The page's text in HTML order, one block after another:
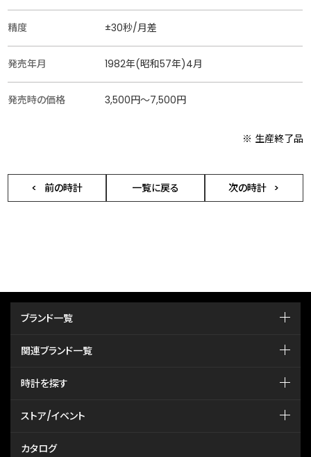
精度 ±30秒/月差
発売年月 1982年(昭和57年)4月
発売時の価格 3,500円〜7,500円
※ 生産終了品
前の時計 一覧に戻る 次の時計
ブランド一覧
関連ブランド一覧
時計を探す
ストア/イベント
カタログ